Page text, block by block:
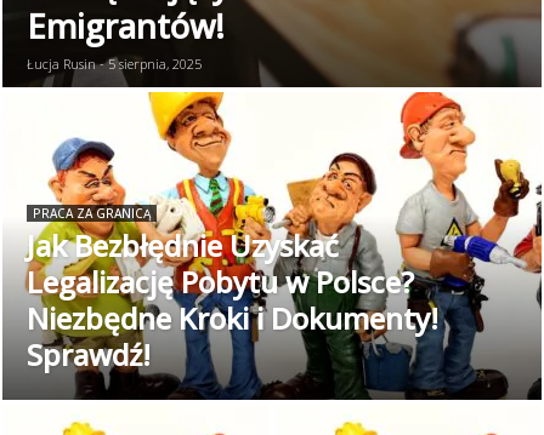
Emigrantów!
Łucja Rusin - 5 sierpnia, 2025
PRACA ZA GRANICĄ
Jak Bezbłędnie Uzyskać
Legalizację Pobytu w Polsce?
Niezbędne Kroki i Dokumenty!
Sprawdź!